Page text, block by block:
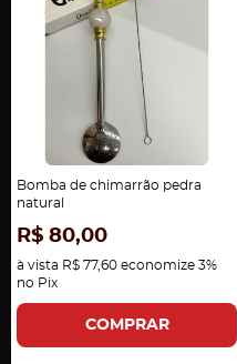
Bomba de chimarrão pedra
natural
R$ 80,00
à vista R$ 77,60 economize 3%
no Pix
COMPRAR